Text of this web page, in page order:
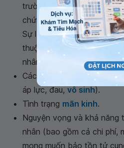
trường hợp khối u xơ lớn và
chứng như đã đề cập,
Sự lựa chọn giữa bảo tồn
thuộc vào tình trạng sức
nhân.
Các triệu chứng đi kèm
áp lực, đau,vô sinh).
Tình trạng mãn kinh.
Nguyện vọng và khả năng
nhân (bao gồm cả chi phí,
mong muốn bảo tồn tử